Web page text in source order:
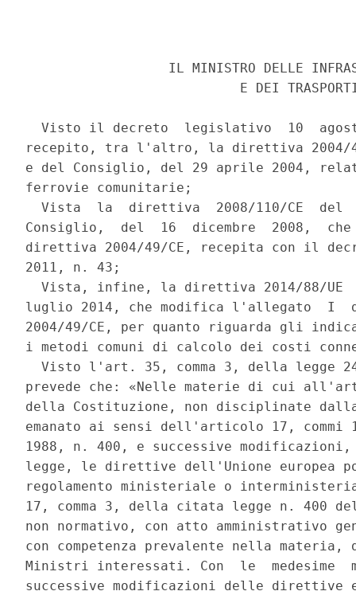
IL MINISTRO DELLE
E DEI
Visto il decreto  legislativo  10
recepito, tra l'altro, la direttiva 2004/49/
e del Consiglio, del 29 aprile 2004,
ferrovie comunitarie;
Vista  la  direttiva  2008/110/CE  del
Consiglio,  del  16  dicembre  2008,
direttiva 2004/49/CE, recepita con il
2011, n. 43;
Vista, infine, la direttiva 2014/88/UE
luglio 2014, che modifica l'allegato  I
2004/49/CE, per quanto riguarda gli
i metodi comuni di calcolo dei costi
Visto l'art. 35, comma 3, della legge
prevede che: «Nelle materie di cui
della Costituzione, non disciplinate
emanato ai sensi dell'articolo 17, commi
1988, n. 400, e successive
legge, le direttive dell'Unione europea
regolamento ministeriale o
17, comma 3, della citata legge n. 400
non normativo, con atto amministrativo
con competenza prevalente nella
Ministri interessati. Con  le  medesime
successive modificazioni delle direttive